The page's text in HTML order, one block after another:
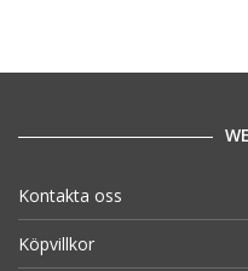
Kontakta oss
Köpvillkor